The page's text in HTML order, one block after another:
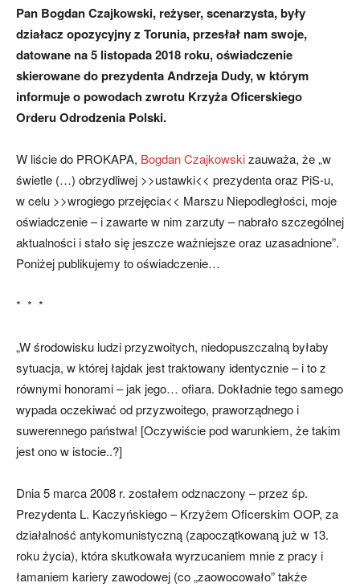
Pan Bogdan Czajkowski, reżyser, scenarzysta, były
działacz opozycyjny z Torunia, przesłał nam swoje,
datowane na 5 listopada 2018 roku, oświadczenie
skierowane do prezydenta Andrzeja Dudy, w którym
informuje o powodach zwrotu Krzyża Oficerskiego
Orderu Odrodzenia Polski.
W liście do PROKAPA, Bogdan Czajkowskizauważa, że „w
świetle (…) obrzydliwej >>ustawki<< prezydenta oraz PiS-u,
w celu >>wrogiego przejęcia<< Marszu Niepodległości, moje
oświadczenie – i zawarte w nim zarzuty – nabrało szczególnej
aktualności i stało się jeszcze ważniejsze oraz uzasadnione”.
Poniżej publikujemy to oświadczenie…
* * *
„W środowisku ludzi przyzwoitych, niedopuszczalną byłaby
sytuacja, w której łajdak jest traktowany identycznie – i to z
równymi honorami – jak jego… ofiara. Dokładnie tego samego
wypada oczekiwać od przyzwoitego, praworządnego i
suwerennego państwa! [Oczywiście pod warunkiem, że takim
jest ono w istocie..?]
Dnia 5 marca 2008 r. zostałem odznaczony – przez śp.
Prezydenta L. Kaczyńskiego – Krzyżem Oficerskim OOP, za
działalność antykomunistyczną (zapoczątkowaną już w 13.
roku życia), która skutkowała wyrzucaniem mnie z pracy i
łamaniem kariery zawodowej (co „zaowocowało” także